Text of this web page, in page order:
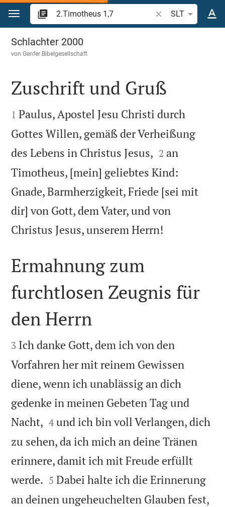
Zum Inhalt springen
Bibelstelle oder
SLT
2.Timotheus 1
Schlachter 2000
vonGenfer Bibelgesellschaft

Zuschrift und Gruß

1 Paulus, Apostel Jesu Christi durch
Gottes Willen, gemäß der Verheißung
des Lebens in Christus Jesus, 

2 an
Timotheus, [mein] geliebtes Kind:
Gnade, Barmherzigkeit, Friede [sei mit
dir] von Gott, dem Vater, und von
Christus Jesus, unserem Herrn!

Ermahnung zum
furchtlosen Zeugnis für
den Herrn

3 Ich danke Gott, dem ich von den
Vorfahren her mit reinem Gewissen
diene, wenn ich unablässig an dich
gedenke in meinen Gebeten Tag und
Nacht, 

4 und ich bin voll Verlangen, dich
zu sehen, da ich mich an deine Tränen
erinnere, damit ich mit Freude erfüllt
werde. 

5 Dabei halte ich die Erinnerung
an deinen ungeheuchelten Glauben fest,